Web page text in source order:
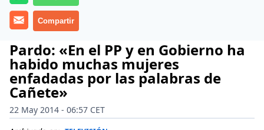
Pardo: «En el PP y en Gobierno ha
habido muchas mujeres
enfadadas por las palabras de
Cañete»
22 May 2014 - 06:57 CET